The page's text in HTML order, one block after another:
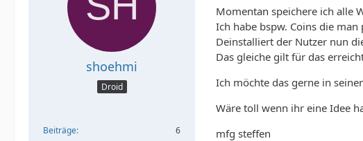
shoehmi
Droid
Beiträge 6
Momentan speichere ich alle
Ich habe bspw. Coins die
Deinstalliert der Nutzer nun
Das gleiche gilt für das
Ich möchte das gerne in
Wäre toll wenn ihr eine Idee
mfg steffen